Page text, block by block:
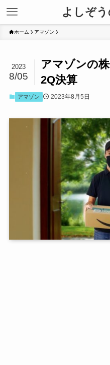
よしぞ
ホーム アマゾン
アマゾンの
2Q決算
2023
8/05
アマゾン 2023年8月5日